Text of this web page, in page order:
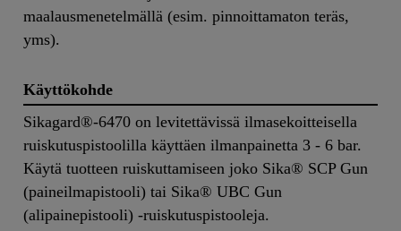
maalausmenetelmällä (esim. pinnoittamaton teräs,
yms).
Käyttökohde
Sikagard®-6470 on levitettävissä ilmasekoitteisella
ruiskutuspistoolilla käyttäen ilmanpainetta 3 - 6 bar.
Käytä tuotteen ruiskuttamiseen joko Sika® SCP Gun
(paineilmapistooli) tai Sika® UBC Gun
(alipainepistooli) -ruiskutuspistooleja.